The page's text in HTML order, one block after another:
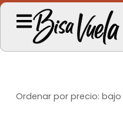
Ir
contenido